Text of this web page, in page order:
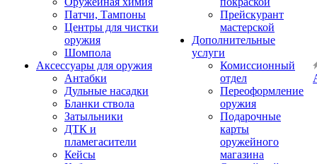
Патчи, Тампоны
Центры для чистки
оружия
Шомпола
Аксессуары для оружия
Антабки
Дульные насадки
Бланки ствола
Затыльники
ДТК и
пламегасители
Кейсы
Прейскурант
мастерской
Дополнительные
услуги
Комиссионный
отдел
Переоформление
оружия
Подарочные
карты
оружейного
магазина